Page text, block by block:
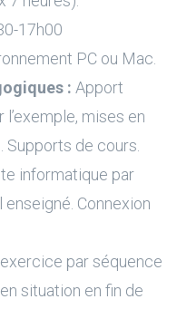
17h00
PC ou Mac.
: Apport
mises en
de cours.
informatique par
Connexion
exercice par séquence
situation en fin de